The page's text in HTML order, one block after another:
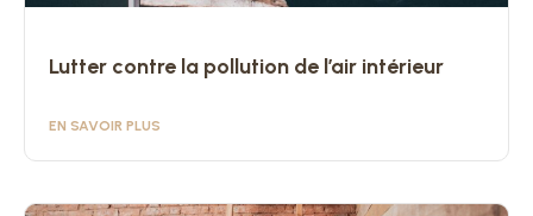
Lutter contre la pollution de l’air intérieur
EN SAVOIR PLUS